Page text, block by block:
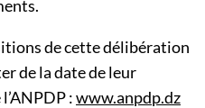
de cette délibération
de la date de leur
:www.anpdp.dz